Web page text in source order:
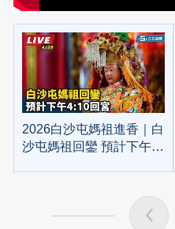
2026白沙屯媽祖進香｜白
沙屯媽祖回鑾 預計下午